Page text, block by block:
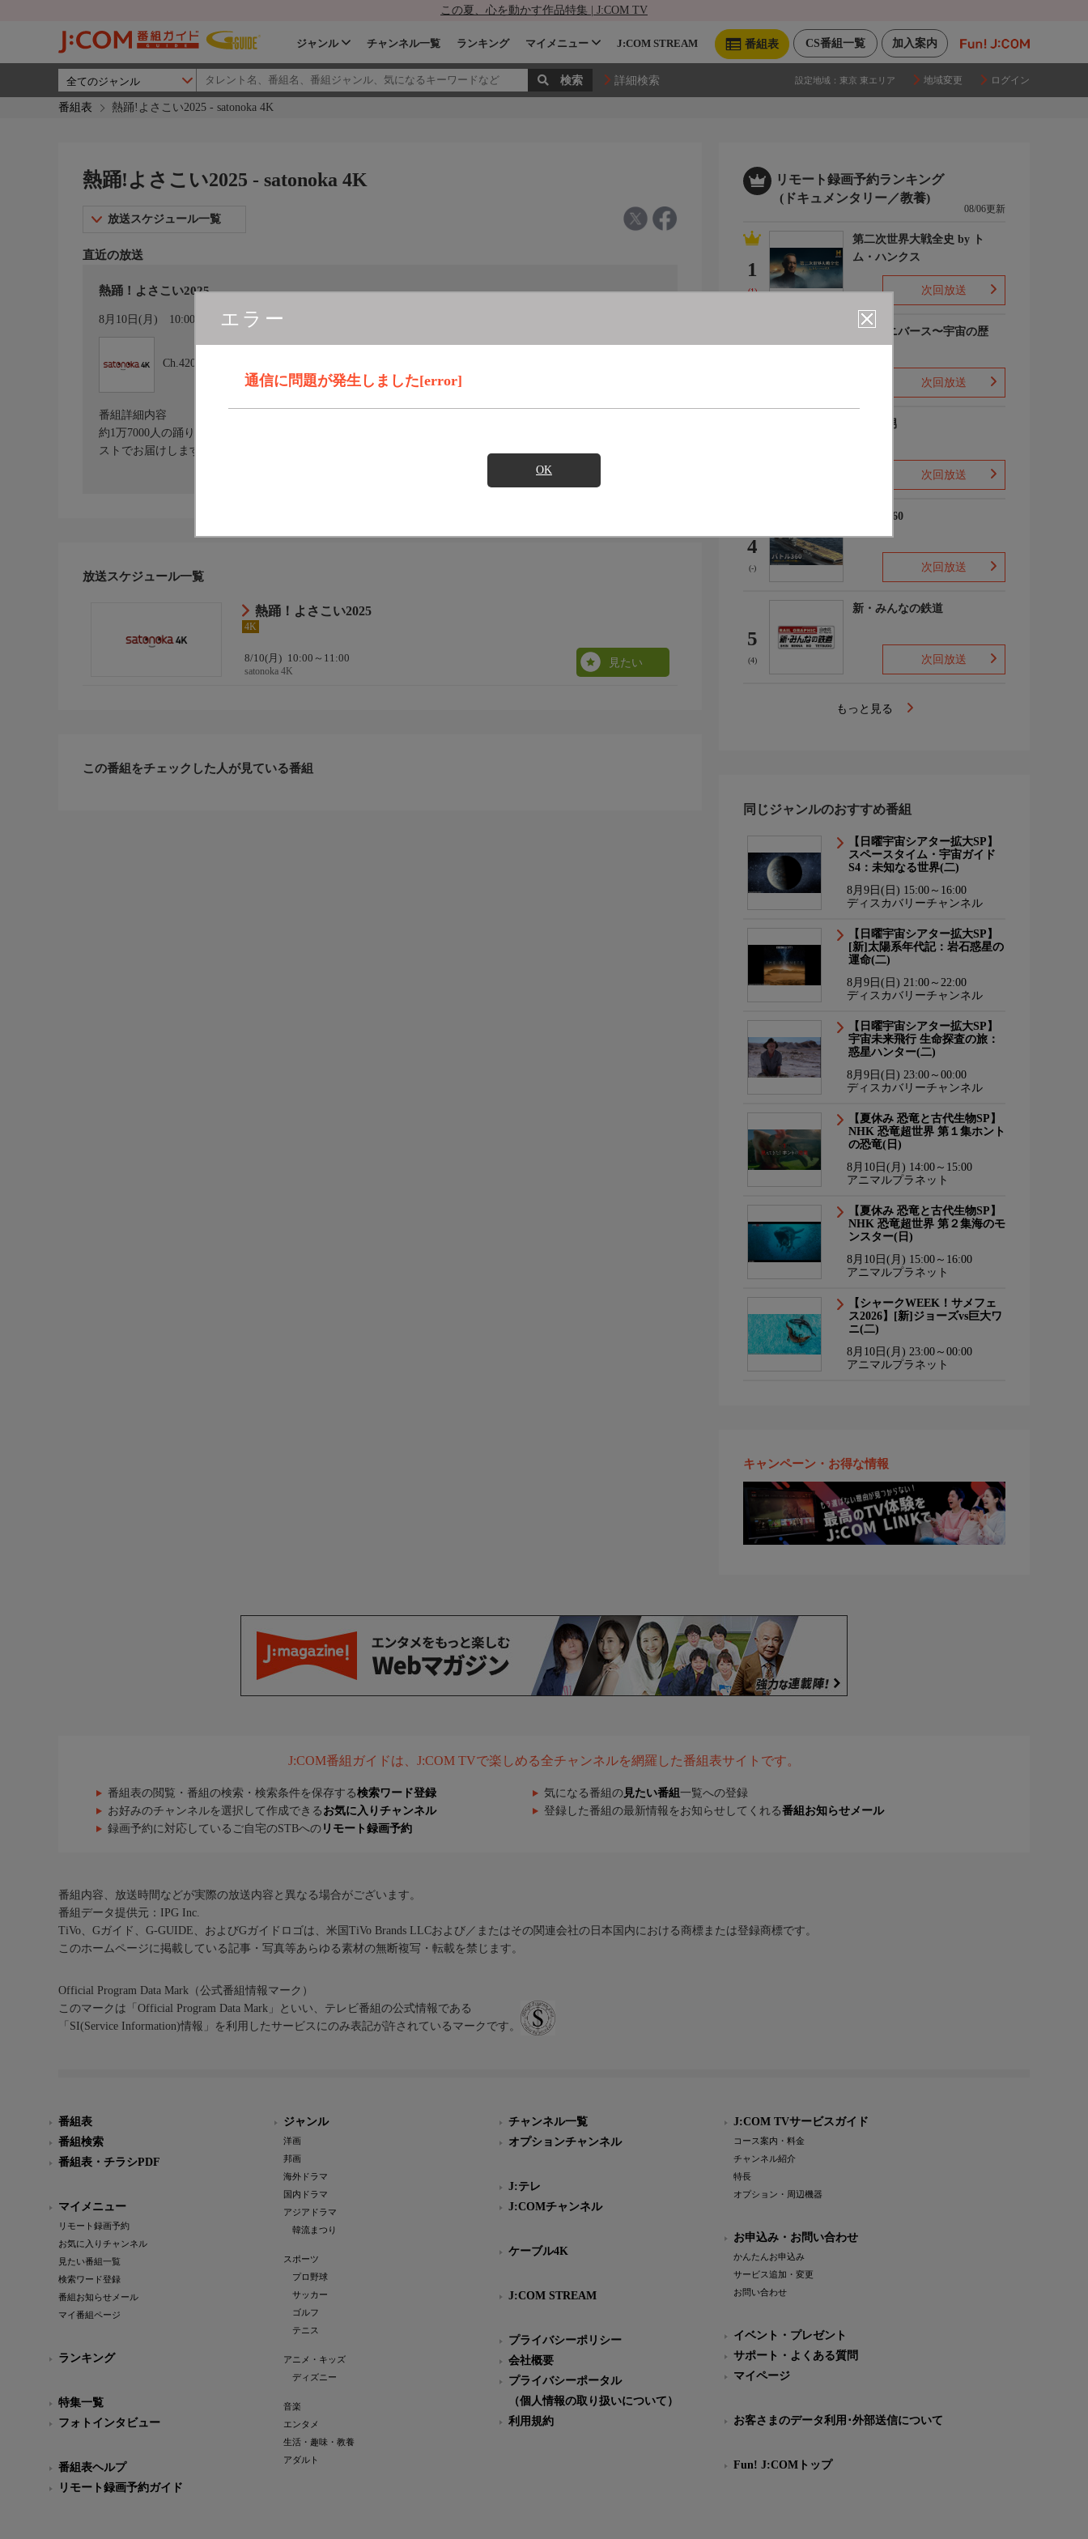
この夏、心を動かす作品特集 | J:COM TV
加入案内
CS番組一覧
番組表
ジャンル チャンネル一覧 ランキング マイメニュー J:COM STREAM
詳細検索 設定地域： 東京 東エリア 地域変更 ログイン
番組表 熱踊!よさこい2025 - satonoka 4K
エラー
通信に問題が発生しました[error]
OK
熱踊!よさこい2025 - satonoka 4K
放送スケジュール一覧
直近の放送
熱踊！よさこい2025
8月10日(月) 10:00〜11:00 カレンダー登録
Ch.420
番組詳細内容
約1万7000人の踊り子が高知市内を乱舞する「第72回よさこい祭り」。万々競演場での2日間の模様をダイジェ
ストでお届けします
放送スケジュール一覧
熱踊！よさこい2025
4K
8/10(月) 10:00～11:00
satonoka 4K
見たい
この番組をチェックした人が見ている番組
リモート録画予約ランキング
(ドキュメンタリー／教養)
08/06更新
1
(1)
第二次世界大戦全史 by ト
ム・ハンクス
次回放送
ザ・ユニバース〜宇宙の歴
次回放送
ザ・森男
次回放送
4
(-)
バトル360
次回放送
5
(4)
新・みんなの鉄道
次回放送
もっと見る
同じジャンルのおすすめ番組
【日曜宇宙シアター拡大SP】
スペースタイム・宇宙ガイド
S4：未知なる世界(二)
8月9日(日) 15:00～16:00
ディスカバリーチャンネル
【日曜宇宙シアター拡大SP】
[新]太陽系年代記：岩石惑星の
運命(二)
8月9日(日) 21:00～22:00
ディスカバリーチャンネル
【日曜宇宙シアター拡大SP】
宇宙未来飛行 生命探査の旅：
惑星ハンター(二)
8月9日(日) 23:00～00:00
ディスカバリーチャンネル
【夏休み 恐竜と古代生物SP】
NHK 恐竜超世界 第１集ホント
の恐竜(日)
8月10日(月) 14:00～15:00
アニマルプラネット
【夏休み 恐竜と古代生物SP】
NHK 恐竜超世界 第２集海のモ
ンスター(日)
8月10日(月) 15:00～16:00
アニマルプラネット
【シャークWEEK！サメフェ
ス2026】[新]ジョーズvs巨大ワ
ニ(二)
8月10日(月) 23:00～00:00
アニマルプラネット
キャンペーン・お得な情報
J:COM番組ガイドは、J:COM TVで楽しめる全チャンネルを網羅した番組表サイトです。
番組表の閲覧・番組の検索・検索条件を保存する検索ワード登録 気になる番組の 見たい番組 一覧への登録
お好みのチャンネルを選択して作成できる お気に入りチャンネル 登録した番組の最新情報をお知らせしてくれる番組お知らせメール
録画予約に対応しているご自宅のSTBへの リモート録画予約
番組内容、放送時間などが実際の放送内容と異なる場合がございます。
番組データ提供元：IPG Inc.
TiVo、Gガイド、G-GUIDE、およびGガイドロゴは、米国TiVo Brands LLCおよび／またはその関連会社の日本国内における商標または登録商標です。
このホームページに掲載している記事・写真等あらゆる素材の無断複写・転載を禁じます。
Official Program Data Mark（公式番組情報マーク）
このマークは「Official Program Data Mark」といい、テレビ番組の公式情報である
「SI(Service Information)情報」を利用したサービスにのみ表記が許されているマークです。
番組表
番組検索
番組表・チラシPDF
マイメニュー
リモート録画予約
お気に入りチャンネル
見たい番組一覧
検索ワード登録
番組お知らせメール
マイ番組ページ
ランキング
特集一覧
フォトインタビュー
番組表ヘルプ
リモート録画予約ガイド
ジャンル
洋画
邦画
海外ドラマ
国内ドラマ
アジアドラマ
韓流まつり
スポーツ
プロ野球
サッカー
ゴルフ
テニス
アニメ・キッズ
ディズニー
音楽
エンタメ
生活・趣味・教養
アダルト
チャンネル一覧
オプションチャンネル
J:テレ
J:COMチャンネル
ケーブル4K
J:COM STREAM
プライバシーポリシー
会社概要
プライバシーポータル
（個人情報の取り扱いについて）
利用規約
J:COM TVサービスガイド
コース案内・料金
チャンネル紹介
特長
オプション・周辺機器
お申込み・お問い合わせ
かんたんお申込み
サービス追加・変更
お問い合わせ
イベント・プレゼント
サポート・よくある質問
マイページ
お客さまのデータ利用･外部送信について
Fun! J:COMトップ